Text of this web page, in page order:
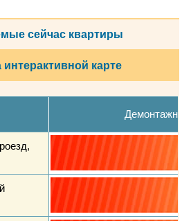
сейчас квартиры
карте